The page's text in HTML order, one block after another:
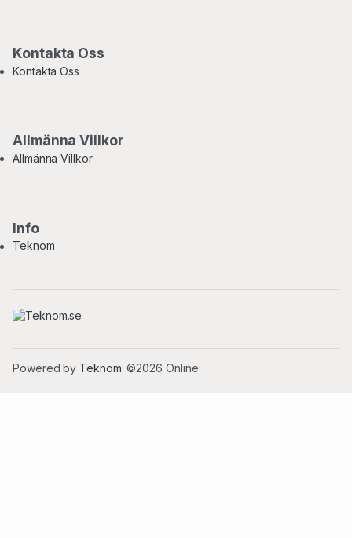
Kontakta Oss
Kontakta Oss
Allmänna Villkor
Allmänna Villkor
Info
Teknom
Powered by Teknom. ©2026 Online